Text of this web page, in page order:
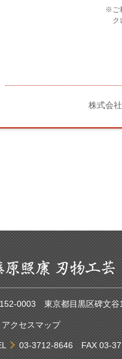
※ご
ク
株式会
0003 東京都目黒区碑文谷
アクセスマップ
03-3712-8646FAX 03-